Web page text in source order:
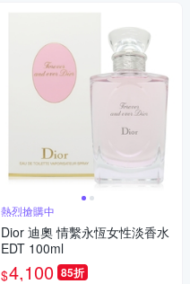
熱烈搶購中
Dior 迪奧 情繫永恆女性淡香水
EDT 100ml
$4,100 85折